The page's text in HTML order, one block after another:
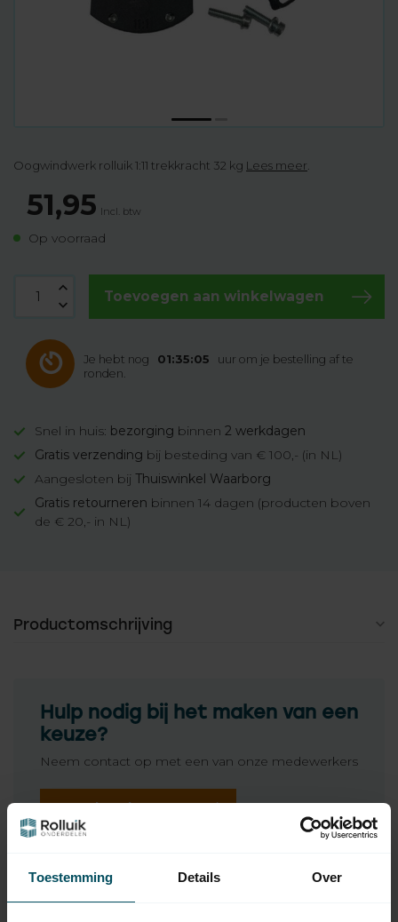
Toestemming Details Over
Oogwindwerk rolluik 1:11 trekkracht 32 kg Lees meer
51,95 Incl. btw
Op voorraad
Toevoegen aan winkelwagen
Je hebt nog 01:35:05
uur om je bestelling af te
ronden.
Snel in huis: bezorging binnen 2 werkdagen
Gratis verzending bij besteding van € 100,- (in NL)
Aangesloten bij Thuiswinkel Waarborg
Gratis retourneren binnen 14 dagen (producten boven
de € 20,- in NL)
Productomschrijving
Hulp nodig bij het maken van een
keuze?
Neem contact op met een van onze medewerkers
Vraag het de expert
Gerelateerde producten